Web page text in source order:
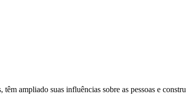
ampliado suas influências sobre as pessoas e